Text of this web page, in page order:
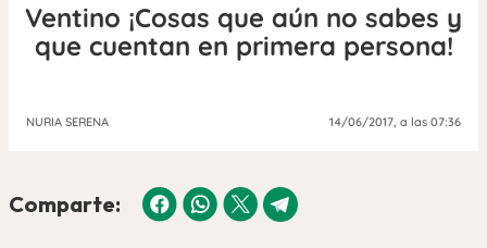
Ventino ¡Cosas que aún no sabes y
que cuentan en primera persona!
NURIA SERENA 14/06/2017, a las 07:36
Comparte: